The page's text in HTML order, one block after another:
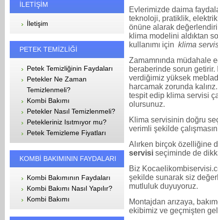
İLETİŞİM
İletişim
PETEK TEMİZLİĞİ
Petek Temizliğinin Faydaları
Petekler Ne Zaman
Temizlenmeli?
Kombi Bakımı
Petekler Nasıl Temizlenmeli?
Petekleriniz Isıtmıyor mu?
Petek Temizleme Fiyatları
KOMBİ BAKIMININ FAYDALARI
Kombi Bakımının Faydaları
Kombi Bakımı Nasıl Yapılır?
Kombi Bakımı
Evlerimizde daima
teknoloji, pratiklik,
önüne alarak
klima modelini aldıktan
kullanımı için klima
Zamamnında müdahale
beraberinde sorun
verdiğimiz yüksek
harcamak zorunda
tespit edip klima servisi
olursunuz.
Klima servisinin doğru
verimli şekilde
Alırken birçok özelliğine
servisi seçiminde de
Biz
şekilde sunarak siz
mutluluk duyuyoruz.
Montajdan arızaya,
ekibimiz ve geçmişten